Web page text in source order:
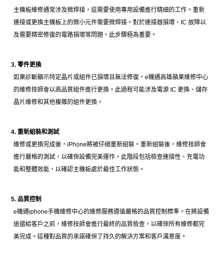
主機板維修通常涉及微焊接，這需要使用專用設備進行精細的工作。重新
連接或更換主機板上的微小元件需要微焊接。對於連接器損壞、IC 故障以
及需要精密修復的電路損壞等問題，此步驟極為重要。
3. 零件更換
如果診斷顯示特定晶片或組件已損壞且無法修復，e機通高雄蘋果維修中心
的維修技師會以高品質組件進行更換。此過程可能涉及電源 IC 更換、儲存
晶片維修和其他複雜的組件更換。
4. 重新組裝和測試
維修或更換完成後，iPhone將被仔細重新組裝。重新組裝後，維修技師會
進行嚴格的測試，以確保設備完美運作。此階段包括檢查連接性、充電功
能和整體效能，以確認主機板處於最佳工作狀態。
5. 品質控制
e機通iphone手機維修中心的維修服務遵循嚴格的品質控制標準。在將設備
退還給客戶之前，維修技師會進行最終的品質檢查，以確保所有維修都完
美完成。這種對品質的承諾確保了持久的解決方案和客戶滿意度。